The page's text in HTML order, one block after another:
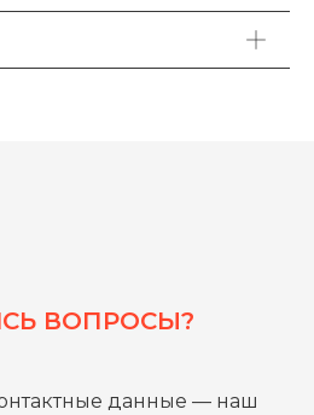
ВОПРОСЫ?
данные — наш